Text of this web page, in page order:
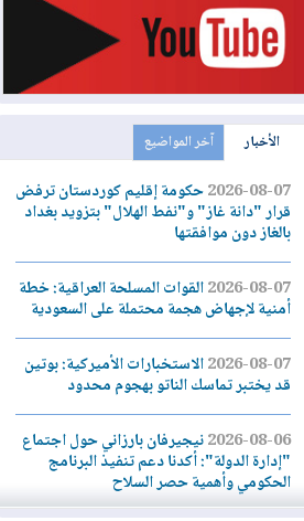
الأخبار آخر المواضيع
2026-08-07حكومة إقليم كوردستان ترفض
قرار "دانة غاز" و"نفط الهلال" بتزويد بغداد
بالغاز دون موافقتها
2026-08-07القوات المسلحة العراقية: خطة
أمنية لإجهاض هجمة محتملة على السعودية
2026-08-07الاستخبارات الأميركية: بوتين
قد يختبر تماسك الناتو بهجوم محدود
2026-08-06نيجيرفان بارزاني حول اجتماع
"إدارة الدولة": أكدنا دعم تنفيذ البرنامج
الحكومي وأهمية حصر السلاح